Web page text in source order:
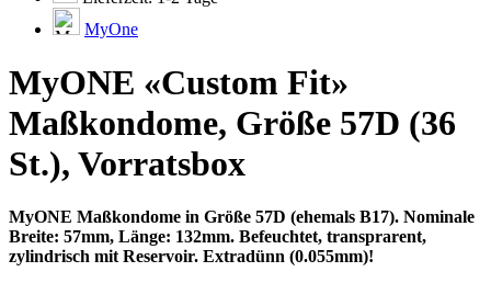
MyOne
MyONE «Custom Fit»
Maßkondome, Größe 57D (36
St.), Vorratsbox
MyONE Maßkondome in Größe 57D (ehemals B17). Nominale
Breite: 57mm, Länge: 132mm. Befeuchtet, transprarent,
zylindrisch mit Reservoir. Extradünn (0.055mm)!